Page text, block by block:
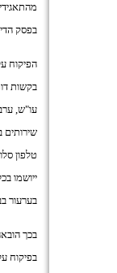
בפסק
הפיקוח
בקשות
עו"ש,
שירותים
טלפון
ייושמו
בערעור
בכך
בפיקוח